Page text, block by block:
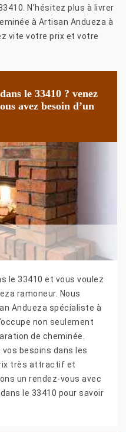
N’hésitez plus à livrer
à Artisan Andueza à
vite votre prix et votre
le 33410 ? venez
avez besoin d’un
le 33410 et vous voulez
ramoneur. Nous
Andueza spécialiste à
non seulement
de cheminée.
besoins dans les
très attractif et
un rendez-vous avec
le 33410 pour savoir